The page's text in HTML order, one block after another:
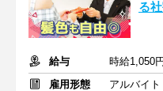
る
給与
時給1,050
雇用形態
アルバイト